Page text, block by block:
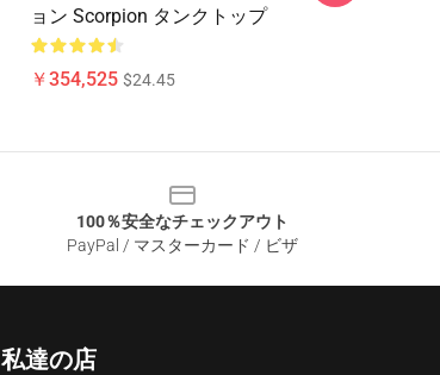
ョン Scorpion タンクトップ
￥354,525 $24.45
100％安全なチェックアウト
PayPal / マスターカード / ビザ
私達の店